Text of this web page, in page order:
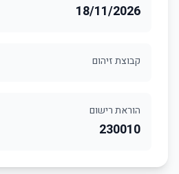
18/11/2026
קבוצת זיהום
הוראת רישום
230010